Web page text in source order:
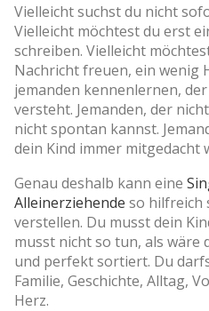
Vielleicht suchst du nicht
Vielleicht möchtest du erst
schreiben. Vielleicht
Nachricht freuen, ein wenig
jemanden kennenlernen,
versteht. Jemanden, der
nicht spontan kannst.
dein Kind immer mitgedacht
Genau deshalb kann eine
Alleinerziehende so hilfreich
verstellen. Du musst dein
musst nicht so tun, als wäre
und perfekt sortiert. Du
Familie, Geschichte, Alltag,
Herz.